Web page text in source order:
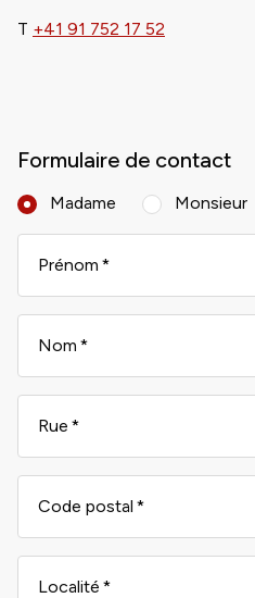
T +41 91 752 17 52
Formulaire de contact
Madame Monsieur
Prénom
Nom
Rue
Code postal
Localité